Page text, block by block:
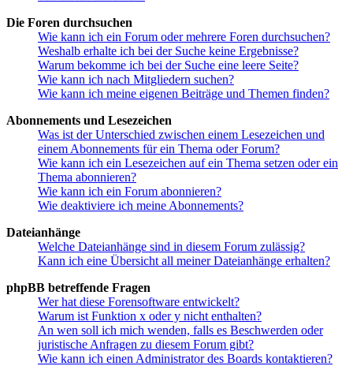
Die Foren durchsuchen
Wie kann ich ein Forum oder mehrere Foren durchsuchen?
Weshalb erhalte ich bei der Suche keine Ergebnisse?
Warum bekomme ich bei der Suche eine leere Seite?
Wie kann ich nach Mitgliedern suchen?
Wie kann ich meine eigenen Beiträge und Themen finden?
Abonnements und Lesezeichen
Was ist der Unterschied zwischen einem Lesezeichen und
einem Abonnements für ein Thema oder Forum?
Wie kann ich ein Lesezeichen auf ein Thema setzen oder ein
Thema abonnieren?
Wie kann ich ein Forum abonnieren?
Wie deaktiviere ich meine Abonnements?
Dateianhänge
Welche Dateianhänge sind in diesem Forum zulässig?
Kann ich eine Übersicht all meiner Dateianhänge erhalten?
phpBB betreffende Fragen
Wer hat diese Forensoftware entwickelt?
Warum ist Funktion x oder y nicht enthalten?
An wen soll ich mich wenden, falls es Beschwerden oder
juristische Anfragen zu diesem Forum gibt?
Wie kann ich einen Administrator des Boards kontaktieren?